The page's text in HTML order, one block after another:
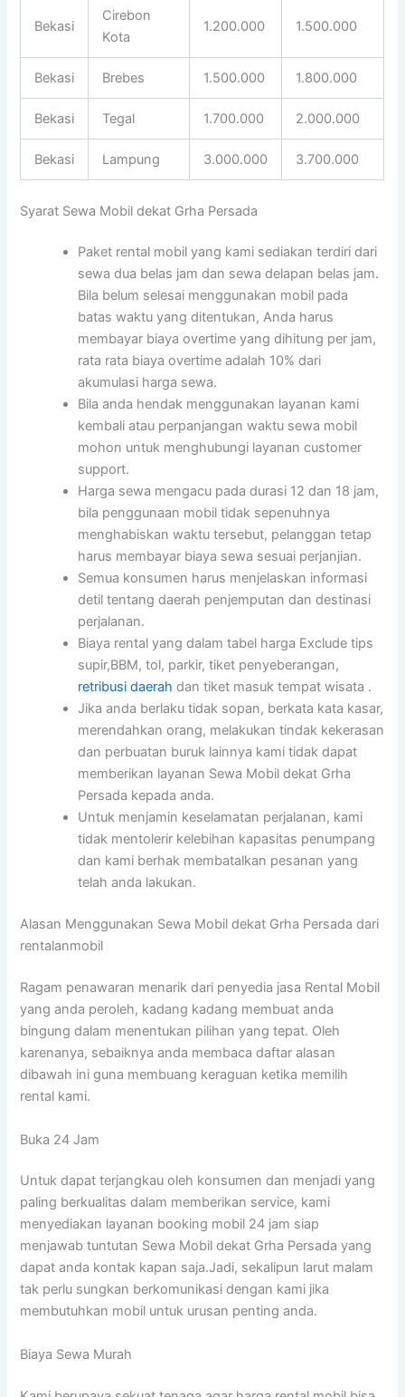
Bekasi
Cirebon
Kota
1.200.000 1.500.000
Bekasi Brebes 1.500.000 1.800.000
Bekasi Tegal 1.700.000 2.000.000
Bekasi Lampung 3.000.000 3.700.000
Syarat Sewa Mobil dekat Grha Persada
Paket rental mobil yang kami sediakan terdiri dari
sewa dua belas jam dan sewa delapan belas jam.
Bila belum selesai menggunakan mobil pada
batas waktu yang ditentukan, Anda harus
membayar biaya overtime yang dihitung per jam,
rata rata biaya overtime adalah 10% dari
akumulasi harga sewa.
Bila anda hendak menggunakan layanan kami
kembali atau perpanjangan waktu sewa mobil
mohon untuk menghubungi layanan customer
support.
Harga sewa mengacu pada durasi 12 dan 18 jam,
bila penggunaan mobil tidak sepenuhnya
menghabiskan waktu tersebut, pelanggan tetap
harus membayar biaya sewa sesuai perjanjian.
Semua konsumen harus menjelaskan informasi
detil tentang daerah penjemputan dan destinasi
perjalanan.
Biaya rental yang dalam tabel harga Exclude tips
supir,BBM, tol, parkir, tiket penyeberangan,
retribusi daerah dan tiket masuk tempat wisata .
Jika anda berlaku tidak sopan, berkata kata kasar,
merendahkan orang, melakukan tindak kekerasan
dan perbuatan buruk lainnya kami tidak dapat
memberikan layanan Sewa Mobil dekat Grha
Persada kepada anda.
Untuk menjamin keselamatan perjalanan, kami
tidak mentolerir kelebihan kapasitas penumpang
dan kami berhak membatalkan pesanan yang
telah anda lakukan.
Alasan Menggunakan Sewa Mobil dekat Grha Persada dari
rentalanmobil
Ragam penawaran menarik dari penyedia jasa Rental Mobil
yang anda peroleh, kadang kadang membuat anda
bingung dalam menentukan pilihan yang tepat. Oleh
karenanya, sebaiknya anda membaca daftar alasan
dibawah ini guna membuang keraguan ketika memilih
rental kami.
Buka 24 Jam
Untuk dapat terjangkau oleh konsumen dan menjadi yang
paling berkualitas dalam memberikan service, kami
menyediakan layanan booking mobil 24 jam siap
menjawab tuntutan Sewa Mobil dekat Grha Persada yang
dapat anda kontak kapan saja.Jadi, sekalipun larut malam
tak perlu sungkan berkomunikasi dengan kami jika
membutuhkan mobil untuk urusan penting anda.
Biaya Sewa Murah